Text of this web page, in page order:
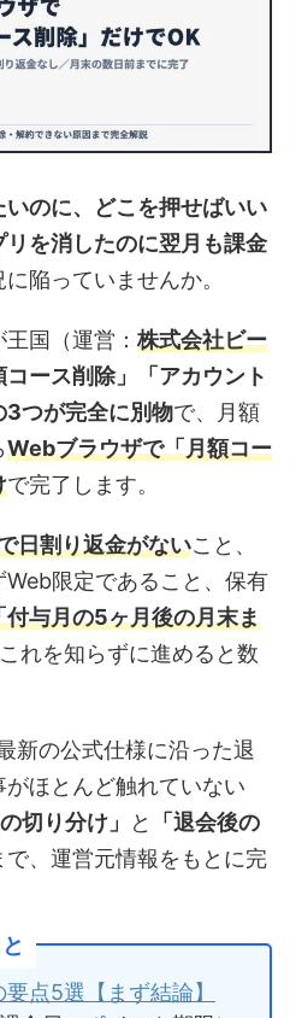
いのに、どこを押せばいい
を消したのに翌月も課金
陥っていませんか。
王国（運営：株式会社ビー
コース削除」「アカウント
3つが完全に別物で、月額
Webブラウザで「月額コー
で完了します。
日割り返金がないこと、
限定であること、保有
付与月の5ヶ月後の月末ま
れを知らずに進めると数
新の公式仕様に沿った退
ほとんど触れていない
切り分け」
と
「退会後の
で、運営元情報をもとに完
点5選【まず結論】